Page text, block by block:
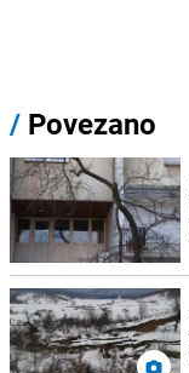
/ Povezano